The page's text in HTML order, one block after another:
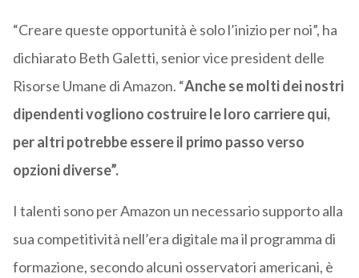
“Creare queste opportunità è solo l’inizio per noi”, ha
dichiarato Beth Galetti, senior vice president delle
Risorse Umane di Amazon. “Anche se molti dei nostri
dipendenti vogliono costruire le loro carriere qui,
per altri potrebbe essere il primo passo verso
opzioni diverse”.
I talenti sono per Amazon un necessario supporto alla
sua competitività nell’era digitale ma il programma di
formazione, secondo alcuni osservatori americani, è